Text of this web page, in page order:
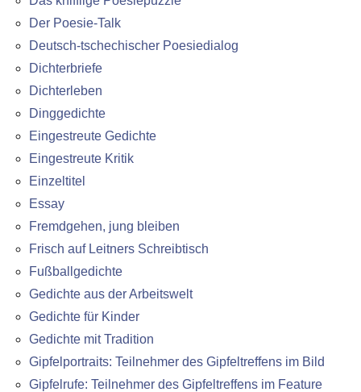
Der Poesie-Talk
Deutsch-tschechischer Poesiedialog
Dichterbriefe
Dichterleben
Dinggedichte
Eingestreute Gedichte
Eingestreute Kritik
Einzeltitel
Essay
Fremdgehen, jung bleiben
Frisch auf Leitners Schreibtisch
Fußballgedichte
Gedichte aus der Arbeitswelt
Gedichte für Kinder
Gedichte mit Tradition
Gipfelportraits: Teilnehmer des Gipfeltreffens im Bild
Gipfelrufe: Teilnehmer des Gipfeltreffens im Feature